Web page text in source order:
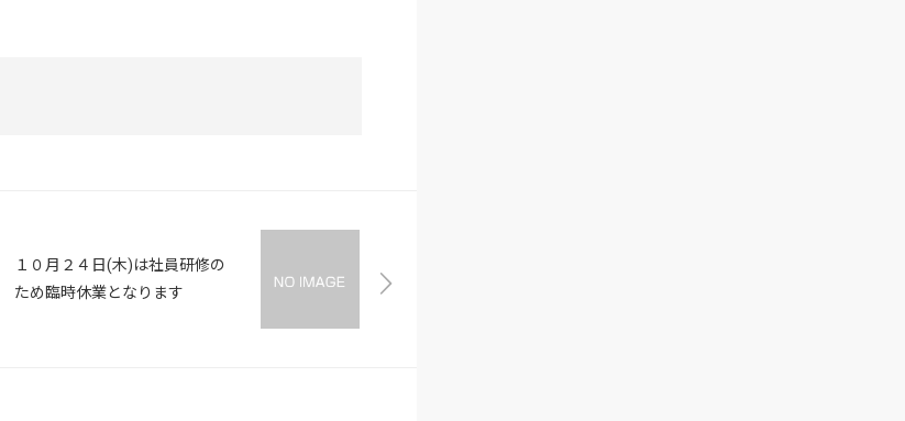
１０月２４日(木)は社員研修の
ため臨時休業となります